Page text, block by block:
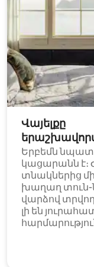
Վայելքը
Երբեմն
կացարանն է։
տնակներից
խաղաղ տուն-
վարձով
լի են